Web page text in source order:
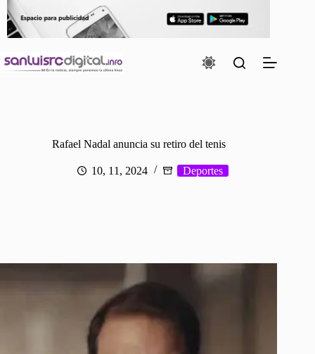
contenido
Rafael Nadal anuncia su retiro del tenis
10, 11, 2024 Deportes